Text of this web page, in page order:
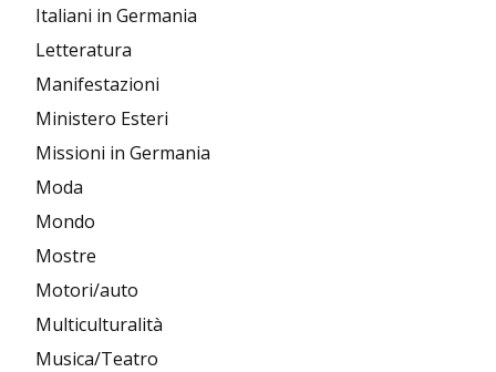
Italiani in Germania
Letteratura
Manifestazioni
Ministero Esteri
Missioni in Germania
Moda
Mondo
Mostre
Motori/auto
Multiculturalità
Musica/Teatro